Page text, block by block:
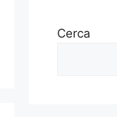
Cerca